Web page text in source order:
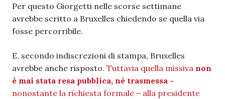
Per questo Giorgetti nelle scorse settimane
avrebbe scritto a Bruxelles chiedendo se quella via
fosse percorribile.
E, secondo indiscrezioni di stampa, Bruxelles
avrebbe anche risposto. Tuttavia quella missiva non
è mai stata resa pubblica, né trasmessa –
nonostante la richiesta formale – alla presidente